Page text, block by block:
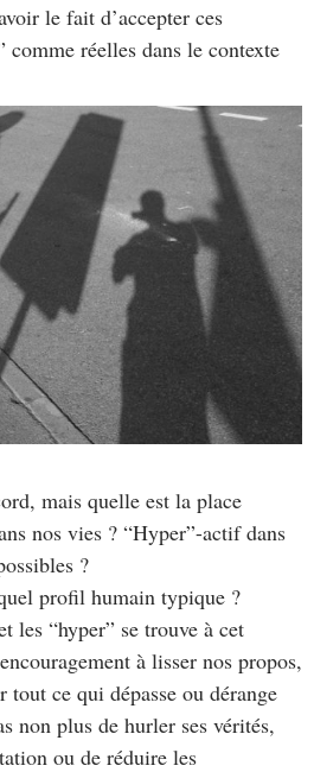
le fait d’accepter ces
comme réelles dans le contexte
mais quelle est la place
nos vies ? “Hyper”-actif dans
?
profil humain typique ?
les “hyper” se trouve à cet
à lisser nos propos,
ce qui dépasse ou dérange
non plus de hurler ses vérités,
ou de réduire les